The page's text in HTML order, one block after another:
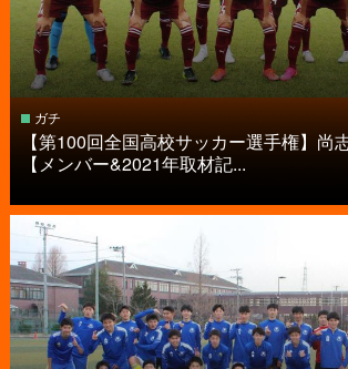
ガチ
【第100回全国高校サッカー選手権】尚
【メンバー&2021年取材記...